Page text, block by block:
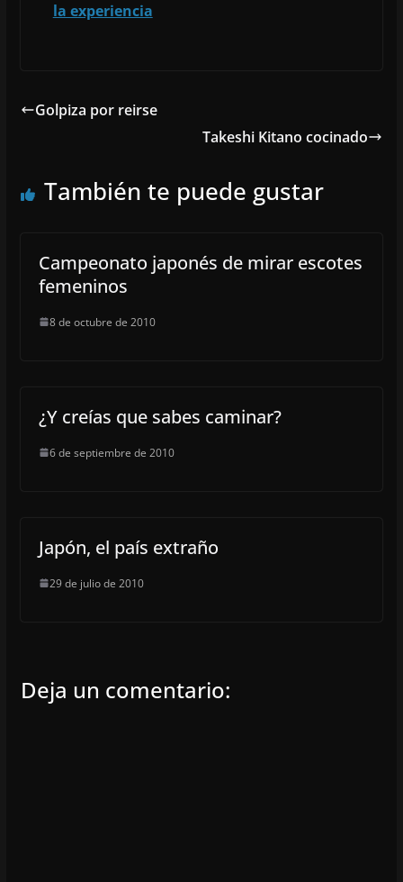
la experiencia
Golpiza por reirse
Takeshi Kitano cocinado
También te puede gustar
Campeonato japonés de mirar escotes
femeninos
8 de octubre de 2010
¿Y creías que sabes caminar?
6 de septiembre de 2010
Japón, el país extraño
29 de julio de 2010
Deja un comentario: